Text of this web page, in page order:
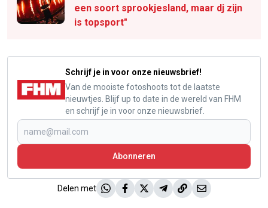
een soort sprookjesland, maar dj zijn
is topsport"
Schrijf je in voor onze nieuwsbrief!
Van de mooiste fotoshoots tot de laatste
nieuwtjes. Blijf up to date in de wereld van FHM
en schrijf je in voor onze nieuwsbrief.
Abonneren
Delen met